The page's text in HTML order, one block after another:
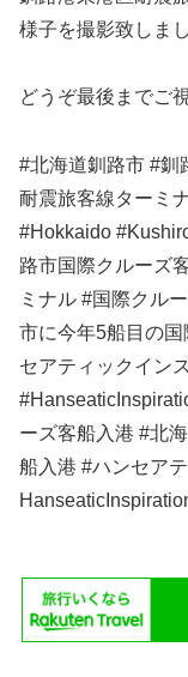
様子を撮影致しま
どうぞ最後までご
#北海道釧路市 #釧
耐震旅客線ターミ
#Hokkaido
路市国際クルーズ
ミナル #国際クル
市に今年5船目の
セアティックイン
ーズ客船入港 #北
船入港 #ハンセア